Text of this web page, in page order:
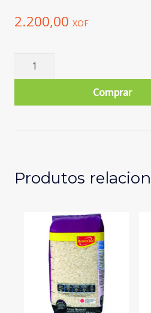
2.200,00 XOF
Quantidade
Basmati
Comprar
Produtos